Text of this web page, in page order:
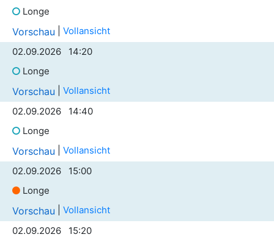
Longe
Vorschau
Vollansicht
02.09.2026 14:20
Longe
Vorschau
Vollansicht
02.09.2026 14:40
Longe
Vorschau
Vollansicht
02.09.2026 15:00
Longe
Vorschau
Vollansicht
02.09.2026 15:20